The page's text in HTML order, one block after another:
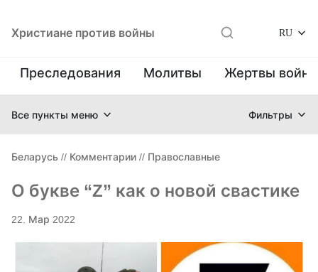
Христиане против войны RU
Преследования Молитвы Жертвы
Все пункты меню Фильтры
Беларусь // Комментарии // Православные
О букве “Z” как о новой свастике
22. Мар 2022